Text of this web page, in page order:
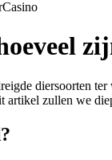
Casino
diersoorten
zullen we